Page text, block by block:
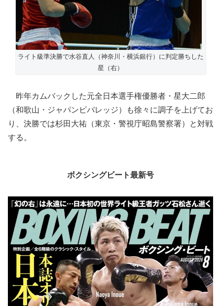
ライト級準決勝で水谷直人（神奈川・横浜銀行）に判定勝ちした
星（右）
昨年カムバックした元全日本選手権優勝者・星大二郎
（和歌山・ジャパンビバレッジ）も徐々に調子を上げてお
り、決勝では杉田大祐（東京・警視庁昭島警察署）と対戦
する。
ボクシングビート最新号